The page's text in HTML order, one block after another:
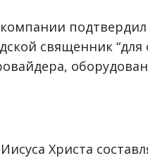
священник
Христа